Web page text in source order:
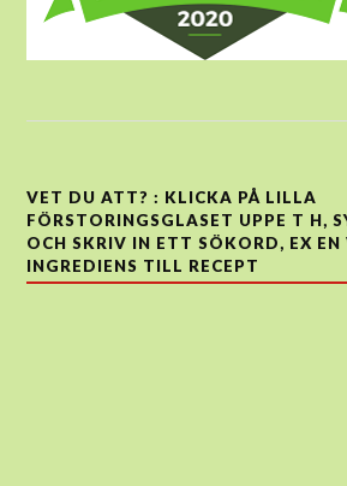
VET DU ATT? : KLICKA PÅ LILLA
FÖRSTORINGSGLASET UPPE T H,
OCH SKRIV IN ETT SÖKORD, EX EN
INGREDIENS TILL RECEPT